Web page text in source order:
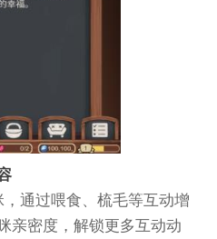
通过喂食、梳毛等互动增
亲密度，解锁更多互动动